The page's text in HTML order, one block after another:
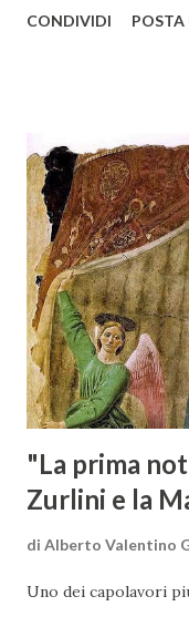
presso l’Hotel
territorio
Maremma Toscana,
Scansano. Scopo
le eccellenze
mercato dove il
assistendo i
commerciali con gli
dell’evento,
conoscitore dei
CONDIVIDI
"La prima
Zurlini e la
di Alberto Valentino
Uno dei capolavori